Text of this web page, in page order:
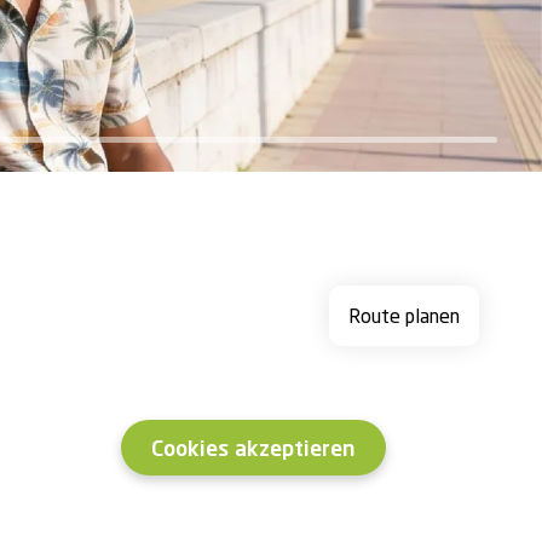
Cookies akzeptieren
Route planen